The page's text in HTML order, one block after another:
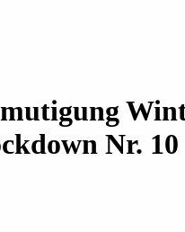
Nr. 10